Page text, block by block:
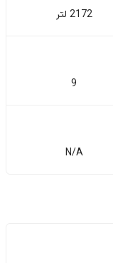
2172 لتر
9
N/A